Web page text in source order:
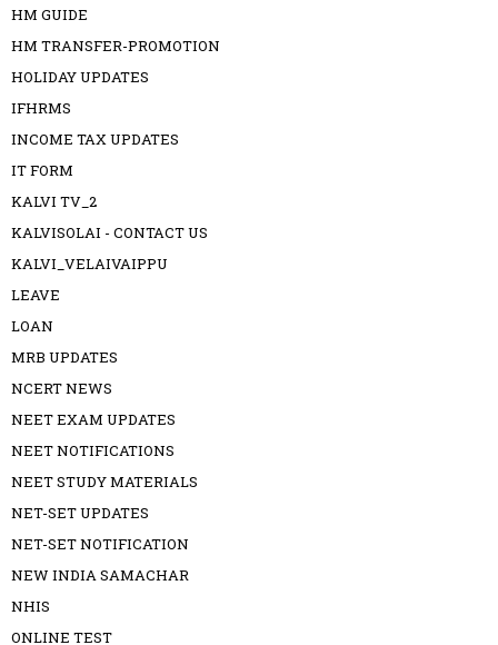
HM GUIDE
HM TRANSFER-PROMOTION
HOLIDAY UPDATES
IFHRMS
INCOME TAX UPDATES
IT FORM
KALVI TV_2
KALVISOLAI - CONTACT US
KALVI_VELAIVAIPPU
LEAVE
LOAN
MRB UPDATES
NCERT NEWS
NEET EXAM UPDATES
NEET NOTIFICATIONS
NEET STUDY MATERIALS
NET-SET UPDATES
NET-SET NOTIFICATION
NEW INDIA SAMACHAR
NHIS
ONLINE TEST